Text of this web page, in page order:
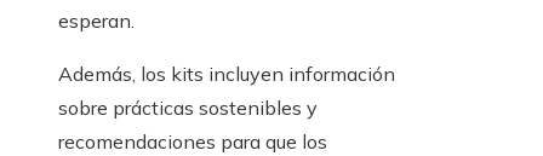
esperan.
Además, los kits incluyen información
sobre prácticas sostenibles y
recomendaciones para que los